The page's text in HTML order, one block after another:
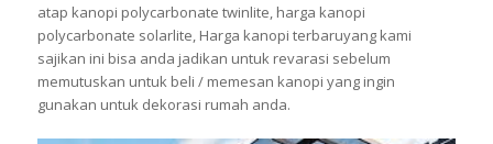
atap kanopi polycarbonate twinlite, harga kanopi
polycarbonate solarlite, Harga kanopi terbaruyang kami
sajikan ini bisa anda jadikan untuk revarasi sebelum
memutuskan untuk beli / memesan kanopi yang ingin
gunakan untuk dekorasi rumah anda.